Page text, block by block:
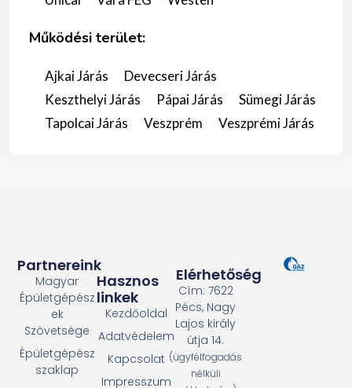
Működési terület:
Ajkai Járás
Devecseri Járás
Keszthelyi Járás
Pápai Járás
Sümegi Járás
Tapolcai Járás
Veszprém Veszprémi Járás
Elérhetőség
Cím: 7622
Pécs, Nagy
Lajos király
útja 14.
(ügyfélfogadás
nélküli
Hasznos
linkek
Kezdőoldal
Adatvédelem
Kapcsolat
Impresszum
Partnereink
Magyar
Épületgépész
ek
Szövetsége
Épületgépész
szaklap